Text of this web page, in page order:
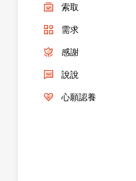
索取
需求
感謝
說說
心願認養